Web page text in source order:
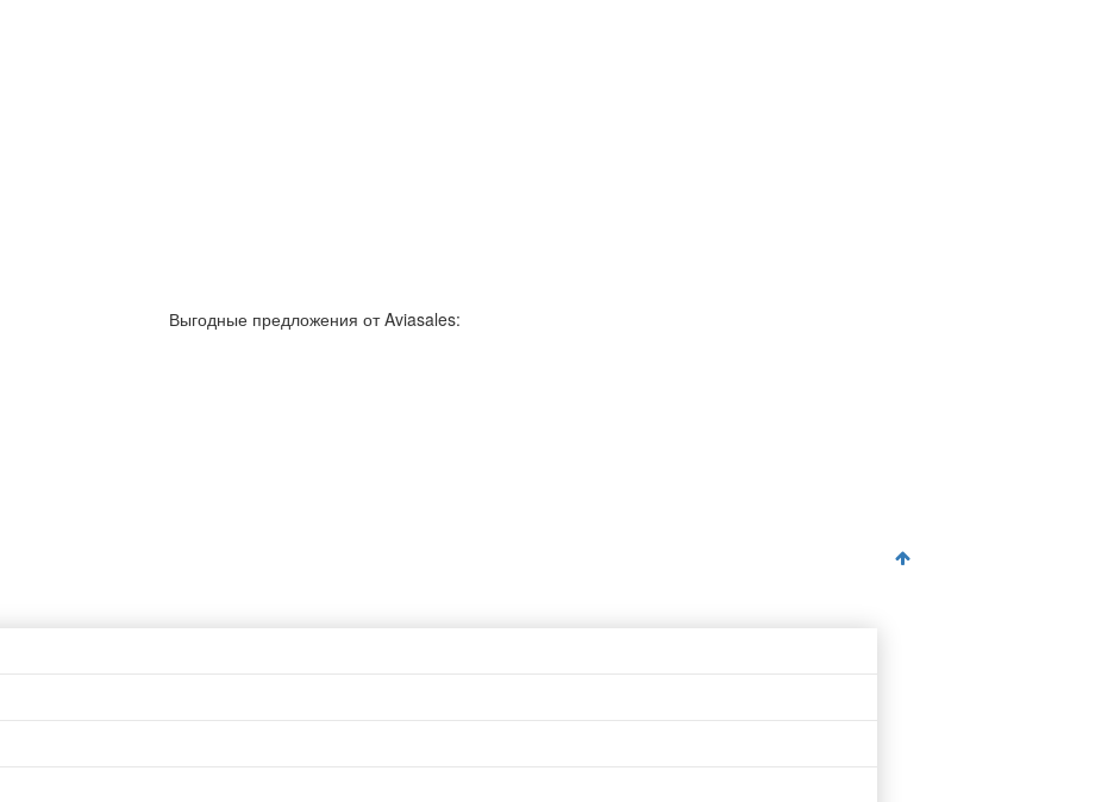
Выгодные предложения от Aviasales: